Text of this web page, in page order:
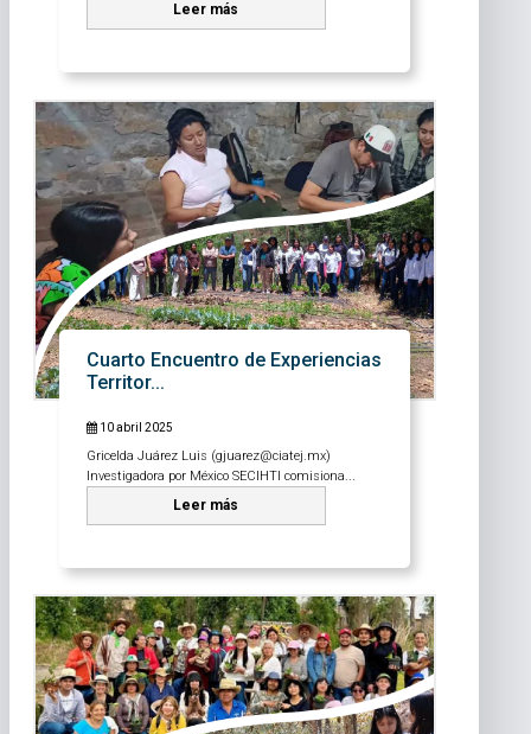
Leer más
Cuarto Encuentro de Experiencias
Territor...
10 abril 2025
Gricelda Juárez Luis (gjuarez@ciatej.mx)
Investigadora por México SECIHTI comisiona...
Leer más